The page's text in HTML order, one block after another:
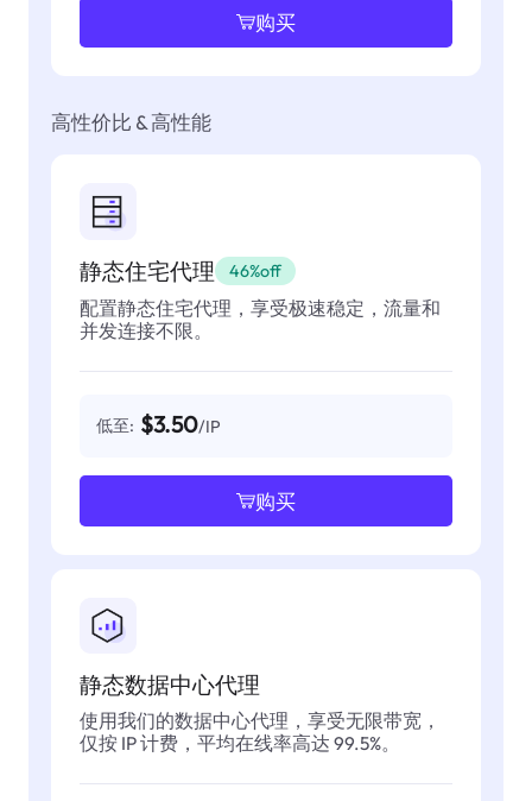
购买
高性价比 & 高性能
静态住宅代理 46%off
配置静态住宅代理，享受极速稳定，流量和
并发连接不限。
低至: $3.50/IP
购买
静态数据中心代理
使用我们的数据中心代理，享受无限带宽，
仅按 IP 计费，平均在线率高达 99.5%。